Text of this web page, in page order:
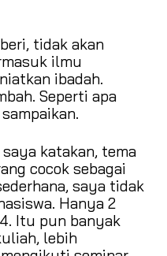
tidak akan
ilmu
ibadah.
Seperti apa
katakan, tema
cocok sebagai
saya tidak
Hanya 2
Itu pun banyak
lebih